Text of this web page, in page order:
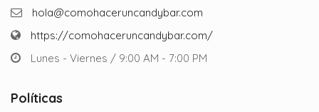
hola@comohaceruncandybar.com
https://comohaceruncandybar.com/
Lunes - Viernes / 9:00 AM - 7:00 PM
Políticas